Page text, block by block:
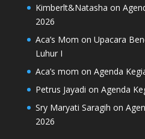
Kimberlt&Natasha on
2026
Aca’s Mom on Upacara
Luhur I
Aca’s mom on Agenda
Petrus Jayadi on Agenda
Sry Maryati Saragih on
2026